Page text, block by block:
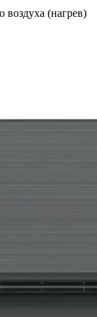
воздуха (нагрев)